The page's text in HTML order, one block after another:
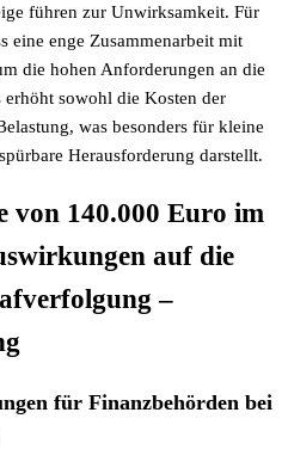
führen zur Unwirksamkeit. Für
eine enge Zusammenarbeit mit
die hohen Anforderungen an die
sowohl die Kosten der
was besonders für kleine
Herausforderung darstellt.
von 140.000 Euro im
auf die
–
für Finanzbehörden bei